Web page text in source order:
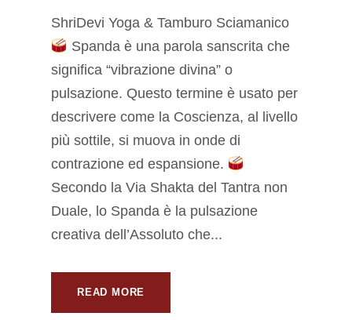
ShriDevi Yoga & Tamburo Sciamanico
Spanda è una parola sanscrita che
significa “vibrazione divina” o
pulsazione. Questo termine è usato per
descrivere come la Coscienza, al livello
più sottile, si muova in onde di
contrazione ed espansione.
Secondo la Via Shakta del Tantra non
Duale, lo Spanda è la pulsazione
creativa dell’Assoluto che...
READ MORE